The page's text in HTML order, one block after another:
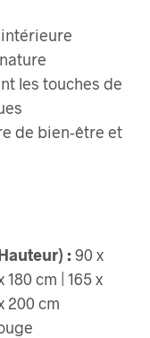
les touches de
de bien-être et
: 90 x
180 cm | 165 x
200 cm